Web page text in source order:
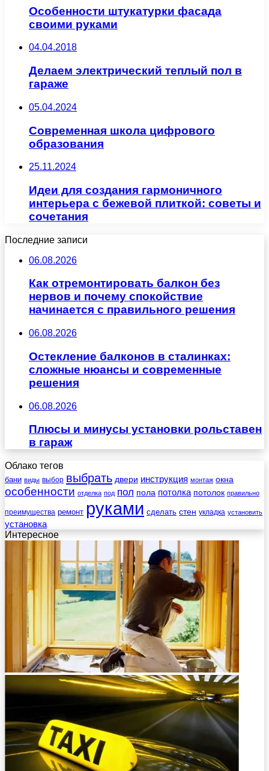
Особенности штукатурки фасада
своими руками
04.04.2018
Делаем электрический теплый пол в
гараже
05.04.2024
Современная школа цифрового
образования
25.11.2024
Идеи для создания гармоничного
интерьера с бежевой плиткой: советы и
сочетания
Последние записи
06.08.2026
Как отремонтировать балкон без
нервов и почему спокойствие
начинается с правильного решения
06.08.2026
Остекление балконов в сталинках:
сложные нюансы и современные
решения
06.08.2026
Плюсы и минусы установки рольставен
в гараж
Облако тегов
бани виды выбор выбрать двери инструкция монтаж окна
особенности отделка под пол пола потолка потолок правильно
преимущества ремонт руками сделать стен укладка установить
установка
Интересное